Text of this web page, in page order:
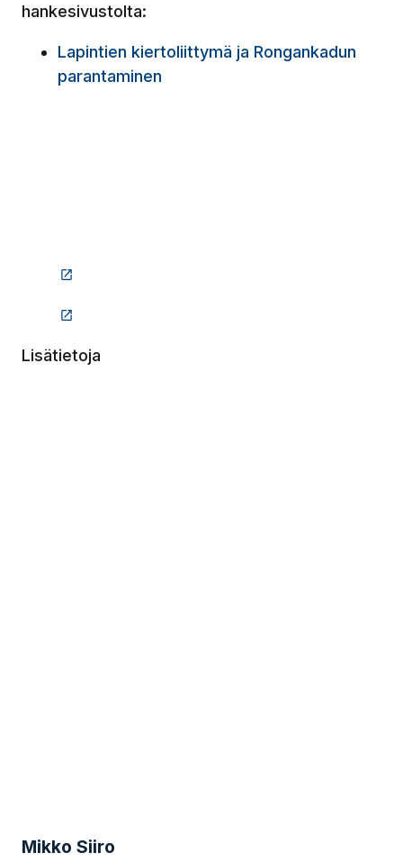
hankesivustolta:
Lapintien kiertoliittymä ja Rongankadun
parantaminen
Lisätietoja
Mikko Siiro